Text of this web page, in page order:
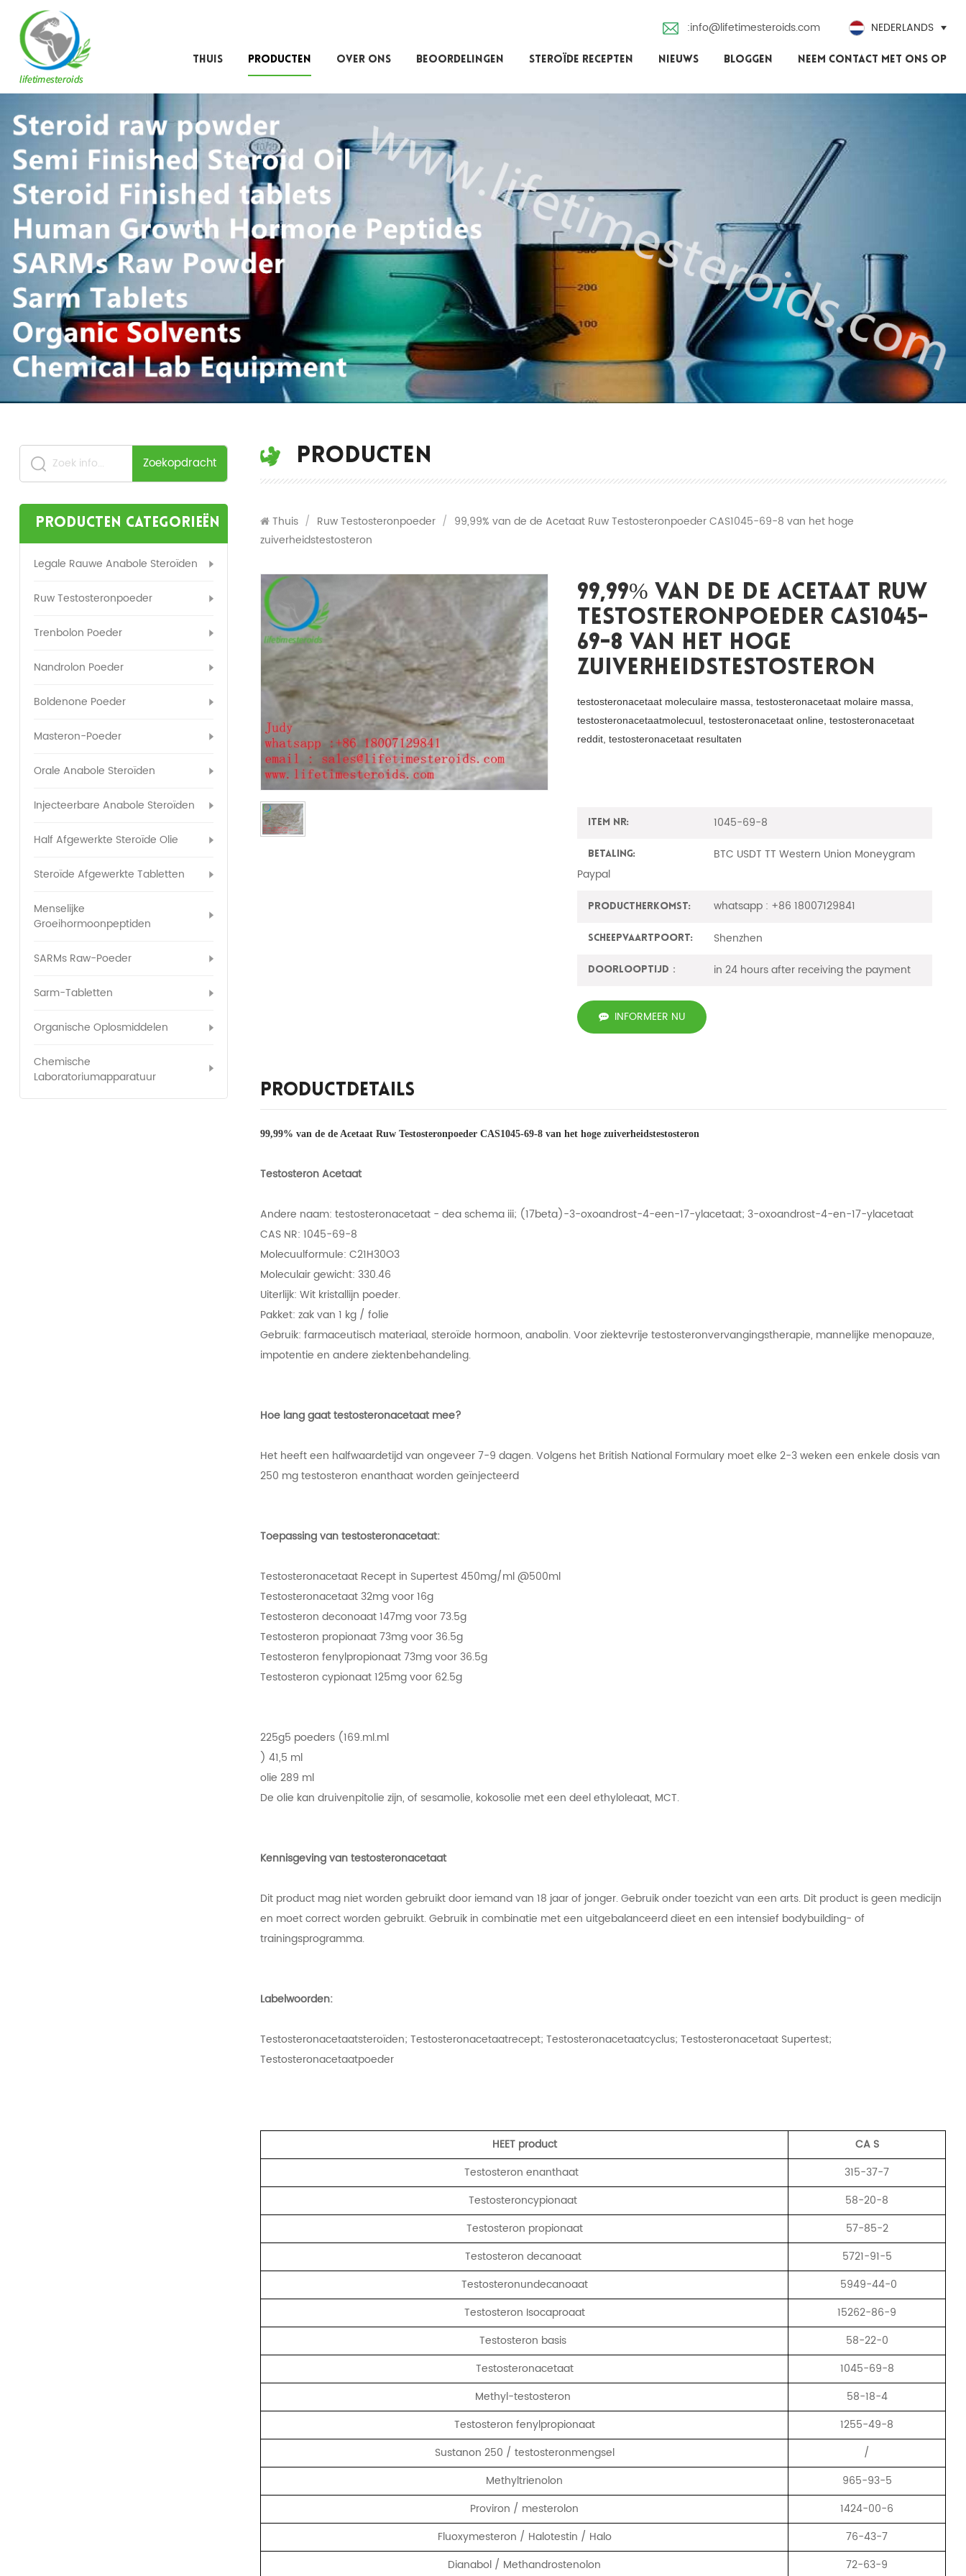
:info@lifetimesteroids.com NEDERLANDS
THUIS PRODUCTEN OVER ONS BEOORDELINGEN STEROÏDE RECEPTEN NIEUWS BLOGGEN NEEM CONTACT MET ONS OP
Zoekopdracht
Producten categorieën
Legale Rauwe Anabole Steroïden
Ruw Testosteronpoeder
Trenbolon Poeder
Nandrolon Poeder
Boldenone Poeder
Masteron-Poeder
Orale Anabole Steroïden
Injecteerbare Anabole Steroïden
Half Afgewerkte Steroïde Olie
Steroïde Afgewerkte Tabletten
Menselijke
Groeihormoonpeptiden
SARMs Raw-Poeder
Sarm-Tabletten
Organische Oplosmiddelen
Chemische
Laboratoriumapparatuur
PRODUCTEN
Thuis / Ruw Testosteronpoeder / 99,99% van de de Acetaat Ruw Testosteronpoeder CAS1045-69-8 van het hoge
zuiverheidstestosteron
99,99% Van De De Acetaat Ruw
Testosteronpoeder CAS1045-
69-8 Van Het Hoge
Zuiverheidstestosteron
testosteronacetaat moleculaire massa, testosteronacetaat molaire massa,
testosteronacetaatmolecuul, testosteronacetaat online, testosteronacetaat
reddit, testosteronacetaat resultaten
Item nr: 1045-69-8
Betaling:
BTC USDT TT Western Union Moneygram
Paypal
ProductHerkomst: whatsapp : +86 18007129841
Scheepvaartpoort: Shenzhen
Doorlooptijd： in 24 hours after receiving the payment
INFORMEER NU
Productdetails
99,99% van de de Acetaat Ruw Testosteronpoeder CAS1045-69-8 van het hoge zuiverheidstestosteron
Testosteron Acetaat
Andere naam: testosteronacetaat - dea schema iii; (17beta)-3-oxoandrost-4-een-17-ylacetaat; 3-oxoandrost-4-en-17-ylacetaat
CAS NR: 1045-69-8
Molecuulformule: C21H30O3
Moleculair gewicht: 330.46
Uiterlijk: Wit kristallijn poeder.
Pakket: zak van 1 kg / folie
Gebruik: farmaceutisch materiaal, steroïde hormoon, anabolin. Voor ziektevrije testosteronvervangingstherapie, mannelijke menopauze,
impotentie en andere ziektenbehandeling.
Hoe lang gaat testosteronacetaat mee?
Het heeft een halfwaardetijd van ongeveer 7-9 dagen. Volgens het British National Formulary moet elke 2-3 weken een enkele dosis van
250 mg testosteron enanthaat worden geïnjecteerd
Toepassing van testosteronacetaat:
Testosteronacetaat Recept in Supertest 450mg/ml @500ml
Testosteronacetaat 32mg voor 16g
Testosteron deconoaat 147mg voor 73.5g
Testosteron propionaat 73mg voor 36.5g
Testosteron fenylpropionaat 73mg voor 36.5g
Testosteron cypionaat 125mg voor 62.5g
225g5 poeders (169.ml.ml
) 41,5 ml
olie 289 ml
De olie kan druivenpitolie zijn, of sesamolie, kokosolie met een deel ethyloleaat, MCT.
Kennisgeving van testosteronacetaat
Dit product mag niet worden gebruikt door iemand van 18 jaar of jonger. Gebruik onder toezicht van een arts. Dit product is geen medicijn
en moet correct worden gebruikt. Gebruik in combinatie met een uitgebalanceerd dieet en een intensief bodybuilding- of
trainingsprogramma.
Labelwoorden:
Testosteronacetaatsteroïden; Testosteronacetaatrecept; Testosteronacetaatcyclus; Testosteronacetaat Supertest;
Testosteronacetaatpoeder
HEET product CA S
Testosteron enanthaat
315-37-7
Testosteroncypionaat
58-20-8
Testosteron propionaat
57-85-2
Testosteron decanoaat
5721-91-5
Testosteronundecanoaat
5949-44-0
Testosteron Isocaproaat
15262-86-9
Testosteron basis
58-22-0
Testosteronacetaat
1045-69-8
Methyl-testosteron
58-18-4
Testosteron fenylpropionaat
1255-49-8
Sustanon 250 / testosteronmengsel
/
Methyltrienolon
965-93-5
Proviron / mesterolon
1424-00-6
Fluoxymesteron / Halotestin / Halo
76-43-7
Dianabol / Methandrostenolon
72-63-9